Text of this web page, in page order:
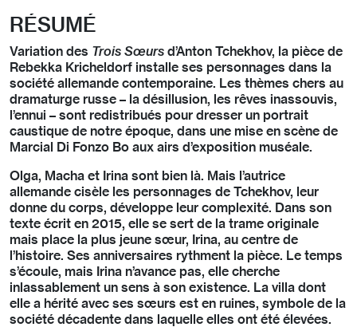
RÉSUMÉ
Variation des Trois Sœurs d’Anton Tchekhov, la pièce de
Rebekka Kricheldorf installe ses personnages dans la
société allemande contemporaine. Les thèmes chers au
dramaturge russe – la désillusion, les rêves inassouvis,
l’ennui – sont redistribués pour dresser un portrait
caustique de notre époque, dans une mise en scène de
Marcial Di Fonzo Bo aux airs d’exposition muséale.
Olga, Macha et Irina sont bien là. Mais l’autrice
allemande cisèle les personnages de Tchekhov, leur
donne du corps, développe leur complexité. Dans son
texte écrit en 2015, elle se sert de la trame originale
mais place la plus jeune sœur, Irina, au centre de
l’histoire. Ses anniversaires rythment la pièce. Le temps
s’écoule, mais Irina n’avance pas, elle cherche
inlassablement un sens à son existence. La villa dont
elle a hérité avec ses sœurs est en ruines, symbole de la
société décadente dans laquelle elles ont été élevées.